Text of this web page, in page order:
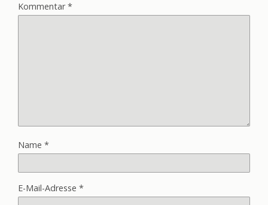
Kommentar*
Name *
E-Mail-Adresse *